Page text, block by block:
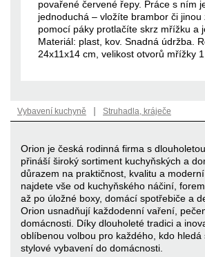
povařené červené řepy. Práce s ním
jednoduchá – vložíte brambor či jinou
pomocí páky protlačíte skrz mřížku a
Materiál: plast, kov. Snadná údržba.
24x11x14 cm, velikost otvorů mřížky
Vybavení kuchyně | Struhadla, kráječe
Orion je česká rodinná firma s
přináší široký sortiment kuchyňských a
důrazem na praktičnost, kvalitu a
najdete vše od kuchyňského náčiní,
až po úložné boxy, domácí spotřebiče a
Orion usnadňují každodenní vaření,
domácnosti. Díky dlouholeté tradici a
oblíbenou volbou pro každého, kdo hledá
stylové vybavení do domácnosti.